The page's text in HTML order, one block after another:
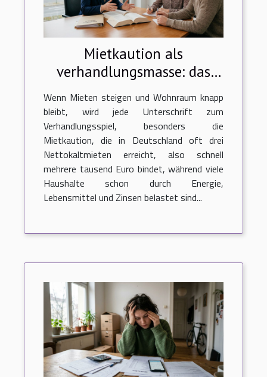
Mietkaution als
verhandlungsmasse: das
sagt die rechtsprechung
Wenn Mieten steigen und Wohnraum knapp
bleibt, wird jede Unterschrift zum
Verhandlungsspiel, besonders die
Mietkaution, die in Deutschland oft drei
Nettokaltmieten erreicht, also schnell
mehrere tausend Euro bindet, während viele
Haushalte schon durch Energie,
Lebensmittel und Zinsen belastet sind...